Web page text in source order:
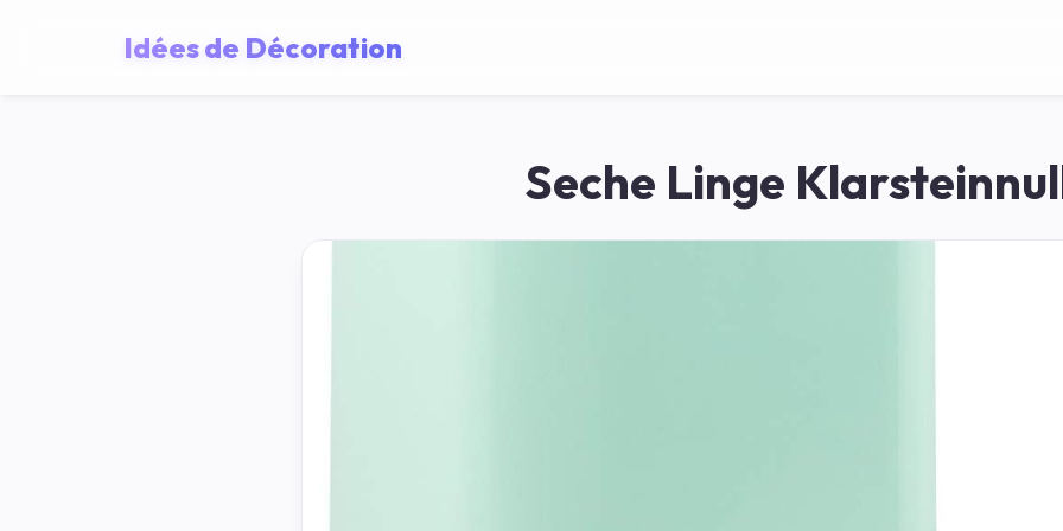
Idées de Décoration
Seche Linge